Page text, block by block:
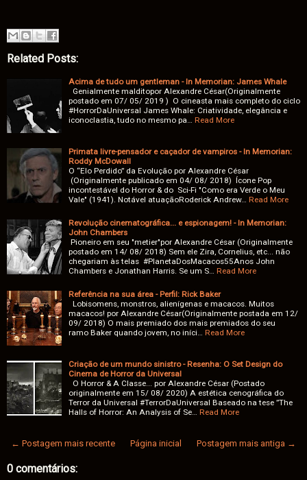
Related Posts:
Acima de tudo um gentleman - In Memorian: James Whale
Genialmente malditopor Alexandre César(Originalmente
postado em 07/ 05/ 2019 ) O cineasta mais completo do ciclo
#HorrorDaUniversal James Whale: Criatividade, elegância e
iconoclastia, tudo no mesmo pa… Read More
Primata livre-pensador e caçador de vampiros - In Memorian:
Roddy McDowall
O “Elo Perdido” da Evolução por Alexandre César
(Originalmente publicado em 04/ 08/ 2018) Ícone Pop
incontestável do Horror & do Sci-Fi "Como era Verde o Meu
Vale" (1941). Notável atuaçãoRoderick Andrew… Read More
Revolução cinematográfica... e espionagem! - In Memorian:
John Chambers
Pioneiro em seu "metier"por Alexandre César (Originalmente
postado em 14/ 08/ 2018) Sem ele Zira, Cornelius, etc... não
chegariam às telas #PlanetaDosMacacos55Anos John
Chambers e Jonathan Harris. Se um S… Read More
Referência na sua área - Perfil: Rick Baker
Lobisomens, monstros, alienígenas e macacos. Muitos
macacos! por Alexandre César(Originalmente postada em 12/
09/ 2018) O mais premiado dos mais premiados do seu
ramo Baker quando jovem, no iníci… Read More
Criação de um mundo sinistro - Resenha: O Set Design do
Cinema de Horror da Universal
O Horror & A Classe... por Alexandre César (Postado
originalmente em 15/ 08/ 2020) A estética cenográfica do
Terror da Universal #TerrorDaUniversal Baseado na tese ”The
Halls of Horror: An Analysis of Se… Read More
← Postagem mais recente Postagem mais antiga →
Página inicial
0 comentários: